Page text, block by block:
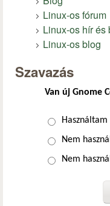
Linux-os fórum
Linux-os hír és
Linux-os blog
Szavazás
Van új Gnome
Választások
Nem
Nem